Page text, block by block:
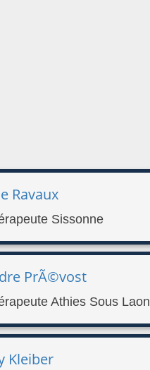
Ravaux
Sissonne
PrÃ©vost
Athies Sous Laon
Kleiber